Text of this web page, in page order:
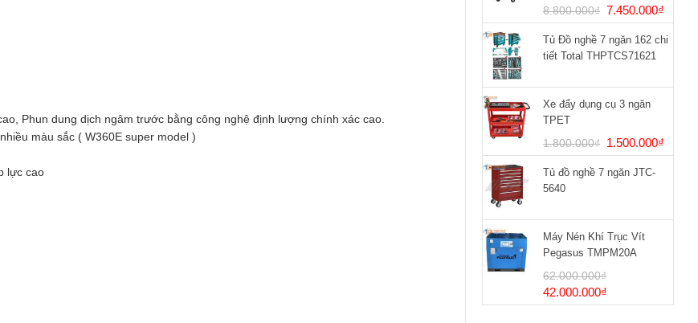
8.800.000₫ Giá
gốc
là:
8.800.000₫.
7.450.000₫
hiện
tại
Tủ Đồ nghề 7 ngăn 162 chi
tiết Total THPTCS71621
Xe đẩy dụng cụ 3 ngăn
TPET
1.800.000₫ Giá
gốc
là:
1.500.000₫
hiện
Tủ đồ nghề 7 ngăn JTC-
5640
Máy Nén Khí Trục Vít
Pegasus TMPM20A
62.000.000₫
Giá
gốc
42.000.000₫
hiện
Phun dung dịch ngâm trước bằng công nghệ định lượng chính xác cao.
màu sắc ( W360E super model )
lực cao